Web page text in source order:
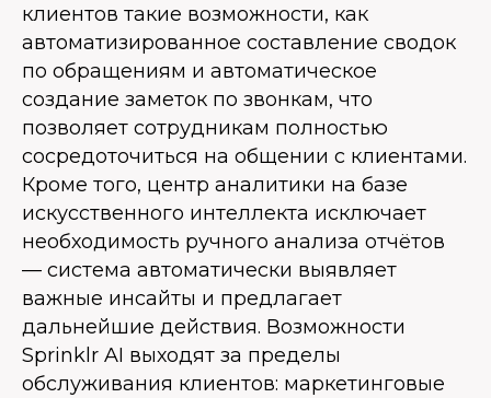
клиентов такие возможности, как
автоматизированное составление сводок
по обращениям и автоматическое
создание заметок по звонкам, что
позволяет сотрудникам полностью
сосредоточиться на общении с клиентами.
Кроме того, центр аналитики на базе
искусственного интеллекта исключает
необходимость ручного анализа отчётов
— система автоматически выявляет
важные инсайты и предлагает
дальнейшие действия. Возможности
Sprinklr AI выходят за пределы
обслуживания клиентов: маркетинговые